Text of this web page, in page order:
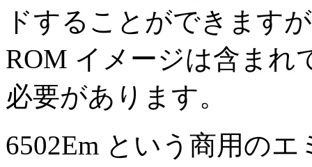
ドすることができます
ROM イメージは含まれ
必要があります。
6502Em という商用の